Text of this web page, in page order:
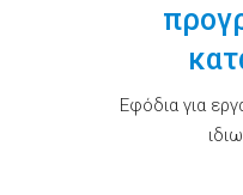
Εφόδια για